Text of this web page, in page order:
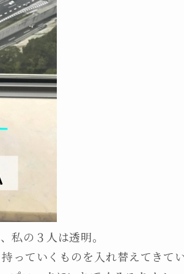
私の３人は透明。
っていくものを入れ替えてきて